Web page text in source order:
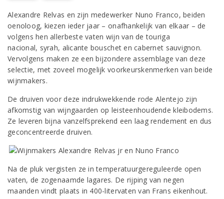
Alexandre Relvas en zijn medewerker Nuno Franco, beiden
oenoloog, kiezen ieder jaar – onafhankelijk van elkaar – de
volgens hen allerbeste vaten wijn van de touriga
nacional, syrah, alicante bouschet en cabernet sauvignon.
Vervolgens maken ze een bijzondere assemblage van deze
selectie, met zoveel mogelijk voorkeurskenmerken van beide
wijnmakers.
De druiven voor deze indrukwekkende rode Alentejo zijn
afkomstig van wijngaarden op leisteenhoudende kleibodems.
Ze leveren bijna vanzelfsprekend een laag rendement en dus
geconcentreerde druiven.
Na de pluk vergisten ze in temperatuurgereguleerde open
vaten, de zogenaamde lagares. De rijping van negen
maanden vindt plaats in 400-litervaten van Frans eikenhout.